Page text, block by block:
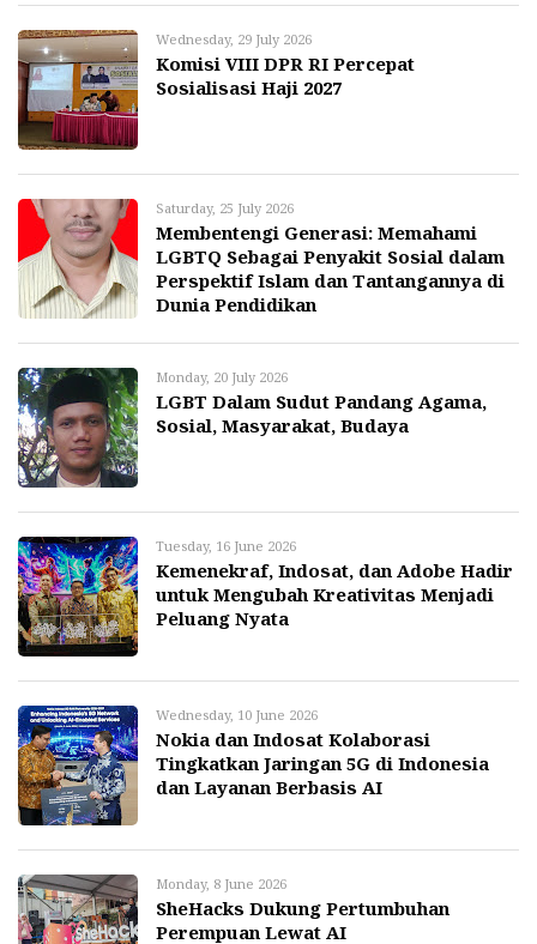
Wednesday, 29 July 2026
Komisi VIII DPR RI Percepat
Sosialisasi Haji 2027
Saturday, 25 July 2026
Membentengi Generasi: Memahami
LGBTQ Sebagai Penyakit Sosial dalam
Perspektif Islam dan Tantangannya di
Dunia Pendidikan
Monday, 20 July 2026
LGBT Dalam Sudut Pandang Agama,
Sosial, Masyarakat, Budaya
Tuesday, 16 June 2026
Kemenekraf, Indosat, dan Adobe Hadir
untuk Mengubah Kreativitas Menjadi
Peluang Nyata
Wednesday, 10 June 2026
Nokia dan Indosat Kolaborasi
Tingkatkan Jaringan 5G di Indonesia
dan Layanan Berbasis AI
Monday, 8 June 2026
SheHacks Dukung Pertumbuhan
Perempuan Lewat AI